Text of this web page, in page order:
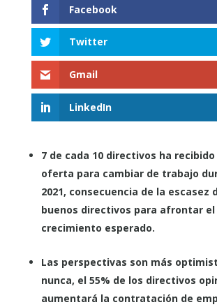
Facebook
Twitter
Gmail
LinkedIn
7 de cada 10 directivos ha recibido
oferta para cambiar de trabajo
2021, consecuencia de la escasez
buenos directivos para afrontar el
crecimiento esperado.
Las perspectivas son más
nunca, el 55% de los directivos
aumentará la contratación de